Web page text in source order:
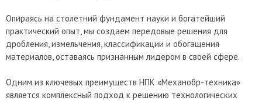
Опираясь на столетний фундамент науки и богатейший
практический опыт, мы создаем передовые решения для
дробления, измельчения, классификации и обогащения
материалов, оставаясь признанным лидером в своей сфере.
Одним из ключевых преимуществ НПК «Механобр-техника»
является комплексный подход к решению технологических